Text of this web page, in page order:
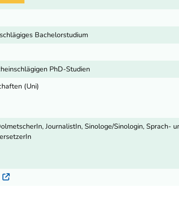
Bachelorstudium
PhD-Studien
(Uni)
JournalistIn, Sinologe/Sinologin, Sprach-
Externer Link